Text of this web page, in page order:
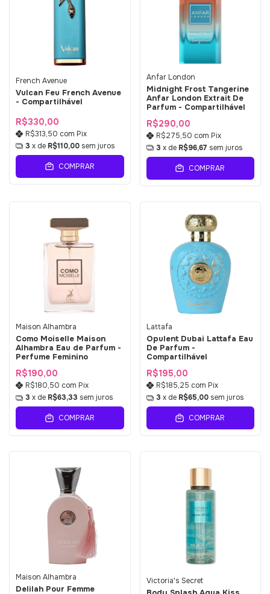
French Avenue
Vulcan Feu French Avenue
- Compartilhável
R$330,00
R$313,50 com Pix
3 x de R$110,00 sem juros
COMPRAR
Anfar London
Midnight Frost Tangerine
Anfar London Extrait De
Parfum - Compartilhável
R$290,00
R$275,50 com Pix
3 x de R$96,67 sem juros
COMPRAR
Maison Alhambra
Como Moiselle Maison
Alhambra Eau de Parfum -
Perfume Feminino
R$190,00
R$180,50 com Pix
3 x de R$63,33 sem juros
COMPRAR
Lattafa
Opulent Dubai Lattafa Eau
De Parfum -
Compartilhável
R$195,00
R$185,25 com Pix
3 x de R$65,00 sem juros
COMPRAR
Maison Alhambra
Delilah Pour Femme
Victoria's Secret